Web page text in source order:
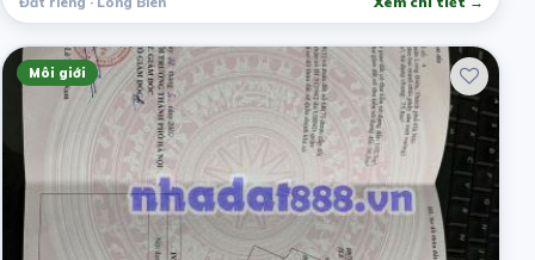
Môi giới